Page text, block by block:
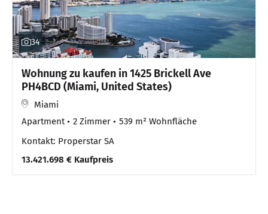
34
Wohnung zu kaufen in 1425 Brickell Ave
PH4BCD (Miami, United States)
Miami
Apartment
2 Zimmer
539 m² Wohnfläche
Kontakt: Properstar SA
13.421.698 € Kaufpreis